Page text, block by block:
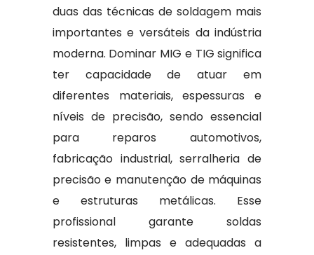
duas das técnicas de soldagem mais
importantes e versáteis da indústria
moderna. Dominar MIG e TIG significa
ter capacidade de atuar em
diferentes materiais, espessuras e
níveis de precisão, sendo essencial
para reparos automotivos,
fabricação industrial, serralheria de
precisão e manutenção de máquinas
e estruturas metálicas. Esse
profissional garante soldas
resistentes, limpas e adequadas a